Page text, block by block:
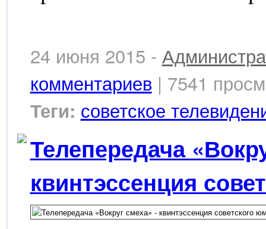
24 июня 2015 -
комментариев | 7541
Теги: советское
Телепередача
квинтэссенция